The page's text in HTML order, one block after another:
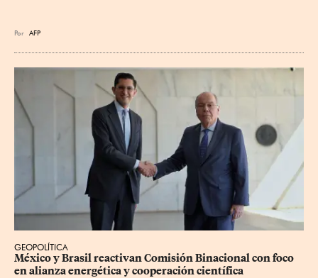
Por AFP
GEOPOLÍTICA
México y Brasil reactivan Comisión Binacional con foco
en alianza energética y cooperación científica